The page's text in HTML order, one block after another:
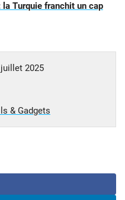
Turquie franchit un cap
2025
& Gadgets